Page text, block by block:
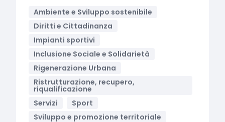
Ambiente e Sviluppo sostenibile
Diritti e Cittadinanza
Impianti sportivi
Inclusione Sociale e Solidarietà
Rigenerazione Urbana
Ristrutturazione, recupero,
riqualificazione
Servizi
Sport
Sviluppo e promozione territoriale